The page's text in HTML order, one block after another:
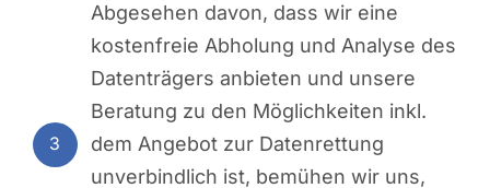
3
Abgesehen davon, dass wir eine
kostenfreie Abholung und Analyse des
Datenträgers anbieten und unsere
Beratung zu den Möglichkeiten inkl.
dem Angebot zur Datenrettung
unverbindlich ist, bemühen wir uns,